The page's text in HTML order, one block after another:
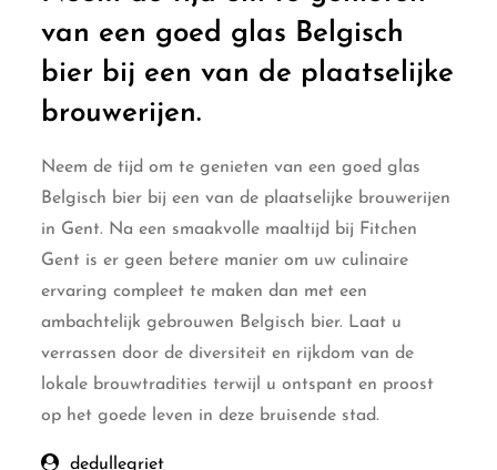
van een goed glas Belgisch
bier bij een van de plaatselijke
brouwerijen.
Neem de tijd om te genieten van een goed glas
Belgisch bier bij een van de plaatselijke brouwerijen
in Gent. Na een smaakvolle maaltijd bij Fitchen
Gent is er geen betere manier om uw culinaire
ervaring compleet te maken dan met een
ambachtelijk gebrouwen Belgisch bier. Laat u
verrassen door de diversiteit en rijkdom van de
lokale brouwtradities terwijl u ontspant en proost
op het goede leven in deze bruisende stad.
dedullegriet